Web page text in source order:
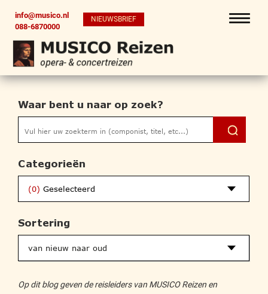
info@musico.nl
088-6870000
NIEUWSBRIEF
Waar bent u naar op zoek?
Categorieën
(0) Geselecteerd
Sortering
Op dit blog geven de reisleiders van MUSICO Reizen en